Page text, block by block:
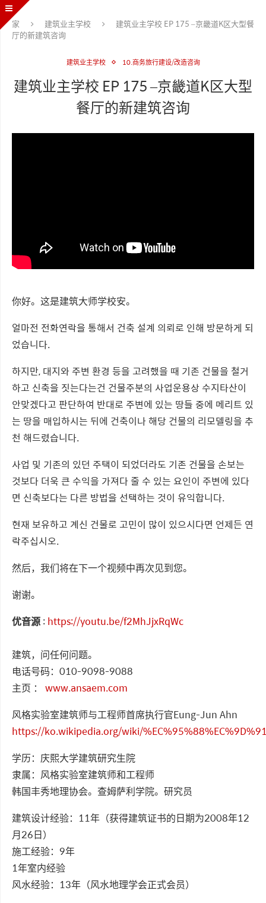
家 建筑业主学校
建筑业主学校 EP 175 –京畿道K区大型餐
厅的新建筑咨询
建筑业主学校 10.商务旅行建设/改造咨询
建筑业主学校 EP 175 –京畿道K区大型
餐厅的新建筑咨询
你好。这是建筑大师学校安。
얼마전 전화연락을 통해서 건축 설계 의뢰로 인해 방문하게 되
었습니다.
하지만, 대지와 주변 환경 등을 고려했을 때 기존 건물을 철거
하고 신축을 짓는다는건 건물주분의 사업운용상 수지타산이
안맞겠다고 판단하여 반대로 주변에 있는 땅들 중에 메리트 있
는 땅을 매입하시는 뒤에 건축이나 해당 건물의 리모델링을 추
천 해드렸습니다.
사업 및 기존의 있던 주택이 되었더라도 기존 건물을 손보는
것보다 더욱 큰 수익을 가져다 줄 수 있는 요인이 주변에 있다
면 신축보다는 다른 방법을 선택하는 것이 유익합니다.
현재 보유하고 계신 건물로 고민이 많이 있으시다면 언제든 연
락주십시오.
然后，我们将在下一个视频中再次见到您。
谢谢。
优音源 : https://youtu.be/f2MhJjxRqWc
建筑，问任何问题。
电话号码：010-9098-9088
主页 ： www.ansaem.com
风格实验室建筑师与工程师首席执行官Eung-Jun Ahn
https://ko.wikipedia.org/wiki/
学历：庆熙大学建筑研究生院
隶属：风格实验室建筑师和工程师
韩国丰秀地理协会。查姆萨利学院。研究员
建筑设计经验：11年（获得建筑证书的日期为2008年12
月26日）
施工经验：9年
1年室内经验
风水经验：13年（风水地理学会正式会员）